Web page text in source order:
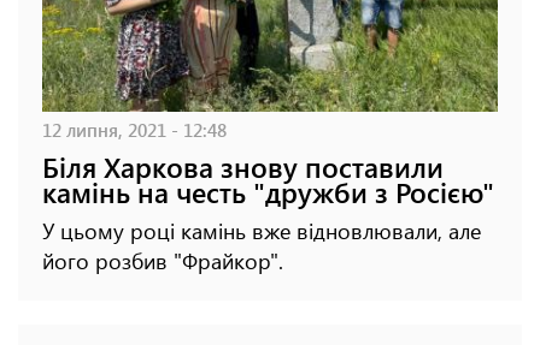
12 липня, 2021 - 12:48
Біля Харкова знову поставили
камінь на честь "дружби з Росією"
У цьому році камінь вже відновлювали, але
його розбив "Фрайкор".